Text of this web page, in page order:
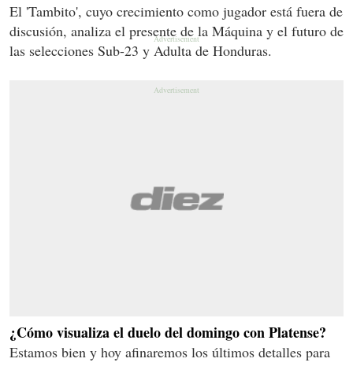
El 'Tambito', cuyo crecimiento como jugador está fuera de
discusión, analiza el presente de la Máquina y el futuro de
las selecciones Sub-23 y Adulta de Honduras.
¿Cómo visualiza el duelo del domingo con Platense?
Estamos bien y hoy afinaremos los últimos detalles para